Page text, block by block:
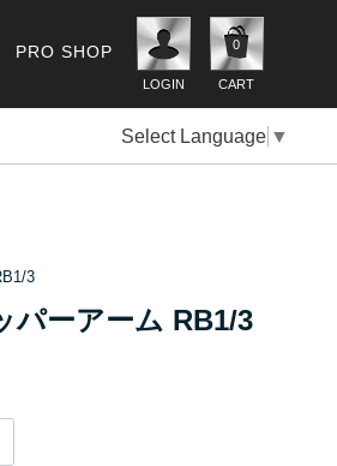
LOGIN
0
CART
PRO SHOP
Select Language ▼
3
パーアーム RB1/3